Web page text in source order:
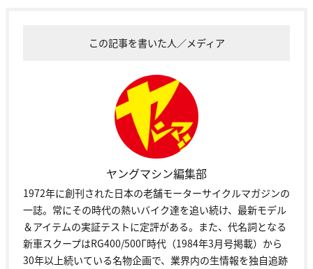
この記事を書いた人／メディア
ヤングマシン編集部
1972年に創刊された日本の老舗モーターサイクルマガジンの
一誌。常にその時代の熱いバイク達を追い続け、最新モデル
＆アイテムの実証テストに定評がある。また、代名詞となる
新車スクープはRG400/500Γ時代（1984年3月号掲載）から
30年以上続いている名物企画で、業界内の生情報を独自追跡